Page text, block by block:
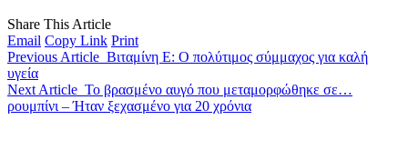
Share This Article
Email Copy Link Print
Previous Article Βιταμίνη Ε: Ο πολύτιμος σύμμαχος για καλή
υγεία
Next Article Το βρασμένο αυγό που μεταμορφώθηκε σε…
ρουμπίνι – Ήταν ξεχασμένο για 20 χρόνια